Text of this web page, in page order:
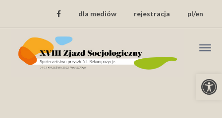
dla mediów rejestracja pl/en